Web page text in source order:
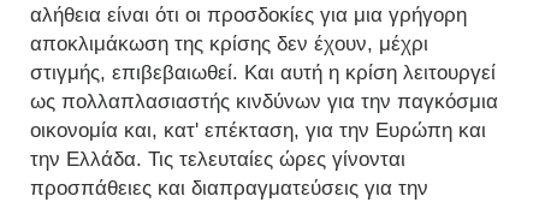
αλήθεια είναι ότι οι προσδοκίες για μια γρήγορη
αποκλιμάκωση της κρίσης δεν έχουν, μέχρι
στιγμής, επιβεβαιωθεί. Και αυτή η κρίση λειτουργεί
ως πολλαπλασιαστής κινδύνων για την παγκόσμια
οικονομία και, κατ' επέκταση, για την Ευρώπη και
την Ελλάδα. Τις τελευταίες ώρες γίνονται
προσπάθειες και διαπραγματεύσεις για την